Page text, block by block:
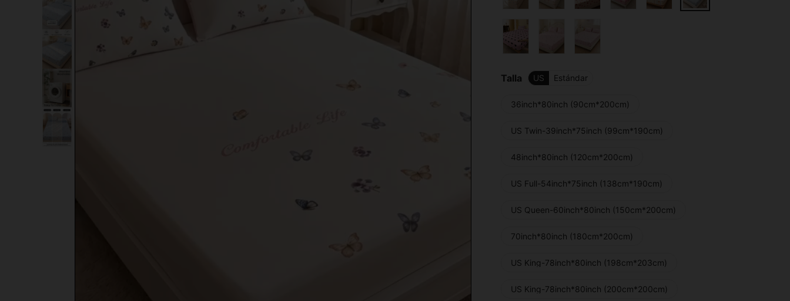
Talla US Estándar
36inch*80inch (90cm*200cm)
US Twin-39inch*75inch (99cm*190cm)
48inch*80inch (120cm*200cm)
US Full-54inch*75inch (138cm*190cm)
US Queen-60inch*80inch (150cm*200cm)
70inch*80inch (180cm*200cm)
US King-78inch*80inch (198cm*203cm)
US King-78inch*80inch (200cm*200cm)